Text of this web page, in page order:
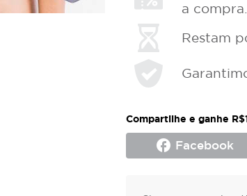
a compra.
Restam
Compartilhe e ganhe
facebook Facebook